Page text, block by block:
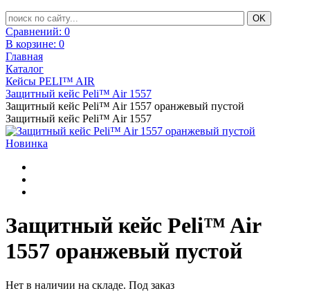
Сравнений: 0
В корзине: 0
Главная
Каталог
Кейсы PELI™ AIR
Защитный кейс Peli™ Air 1557
Защитный кейс Peli™ Air 1557 оранжевый пустой
Защитный кейс Peli™ Air 1557
Новинка
Защитный кейс Peli™ Air
1557 оранжевый пустой
Нет в наличии на складе. Под заказ